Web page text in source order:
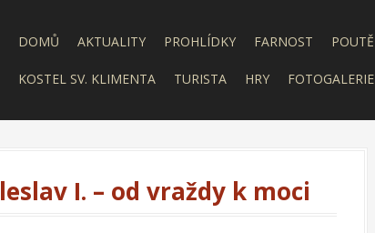
DOMŮ AKTUALITY PROHLÍDKY FARNOST POUTĚ
KOSTEL SV. KLIMENTA TURISTA HRY FOTOGALERIE
I. – od vraždy k moci